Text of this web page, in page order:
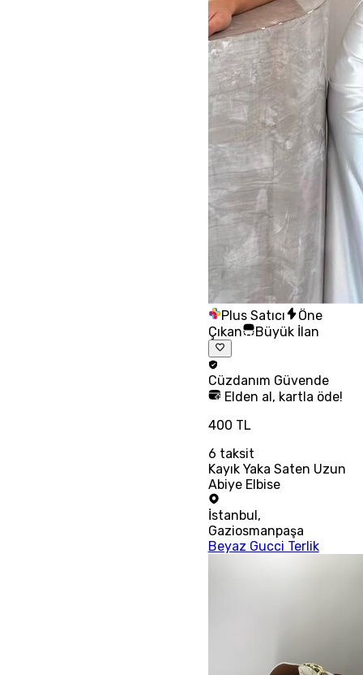
Plus Satıcı
Öne
Çıkan
Büyük İlan
Cüzdanım Güvende
Elden al, kartla öde!
400 TL
6 taksit
Kayık Yaka Saten Uzun
Abiye Elbise
İstanbul ,
Gaziosmanpaşa
Beyaz Gucci Terlik